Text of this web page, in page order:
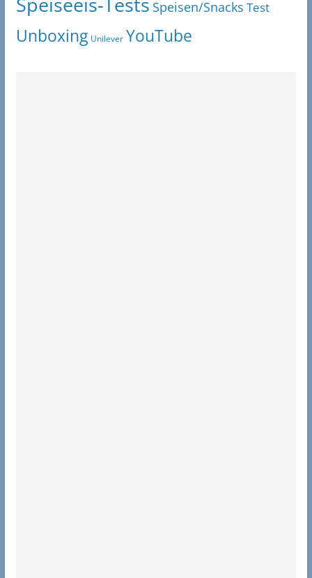
Speisen/Snacks Test
Unboxing Unilever YouTube